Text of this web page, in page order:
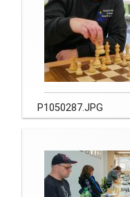
P1050287.JPG